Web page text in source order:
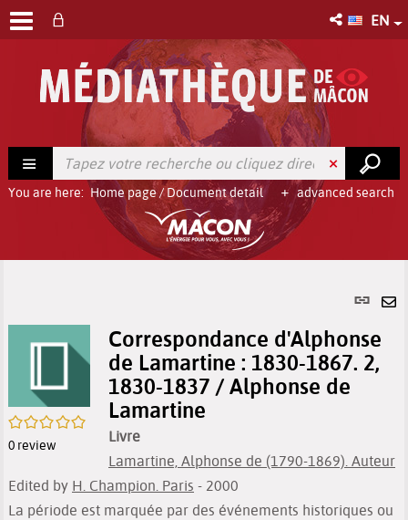
EN
advanced search
You are here: Home page/Document detail
link
/5
0 review
Correspondance d'Alphonse
de Lamartine : 1830-1867. 2,
1830-1837 / Alphonse de
Lamartine
Livre
Lamartine, Alphonse de (1790-1869). Auteur
Edited by H. Champion. Paris - 2000
La période est marquée par des événements historiques ou